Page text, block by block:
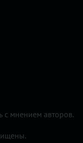
с мнением авторов.